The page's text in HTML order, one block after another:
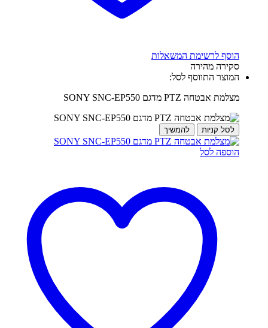
הוסף לרשימת המשאלות
סקירה מהירה
המוצר התווסף לסל:
מצלמת אבטחה PTZ מדגם SONY SNC-EP550
לסל קניות להמשיך
הוספה לסל